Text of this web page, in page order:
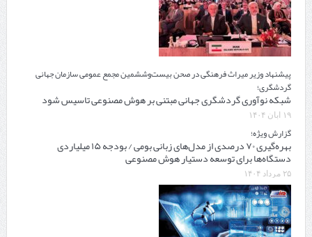
پیشنهاد وزیر میراث فرهنگی در صحن بیست‌وششمین مجمع عمومی سازمان جهانی
گردشگری؛
شبکه نوآوری گردشگری جهانی مبتنی بر هوش مصنوعی تاسیس شود
۱۹ آبان ۱۴۰۴
گزارش ویژه؛
بهره‌گیری ۷۰ درصدی از مدل‌های زبانی بومی / بودجه ۱۵ میلیاردی
دستگاه‌ها برای توسعه دستیار هوش مصنوعی
۲۵ مرداد ۱۴۰۴